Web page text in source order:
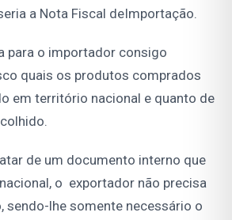
a Nota Fiscal deImportação.
para o importador consigo
quais os produtos comprados
em território nacional e quanto de
de um documento interno que
o exportador não precisa
sendo-lhe somente necessário o